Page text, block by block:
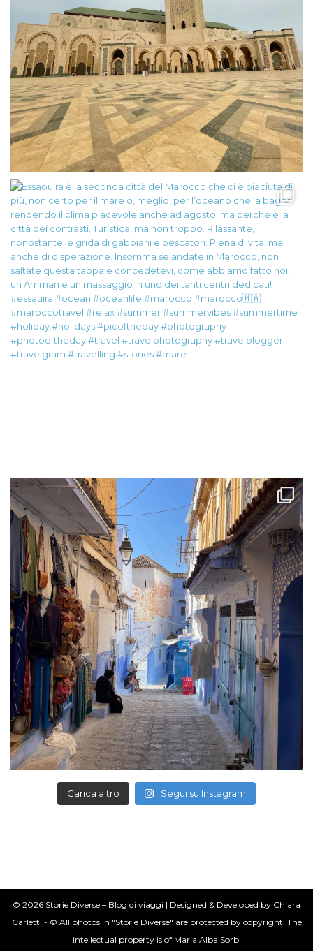
Carica altro Segui su Instagram
© 2026 Storie Diverse – Blog di viaggi | Designed & Developed by Chiara
Carletti - © All photos in "Storie Diverse" are protected by copyright. The
intellectual property is of Maria Alba Sorbi